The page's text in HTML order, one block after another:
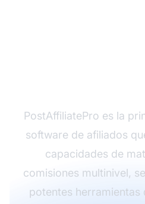
PostAffiliatePro es la
software de afiliados
capacidades de
comisiones multinivel,
potentes herramientas